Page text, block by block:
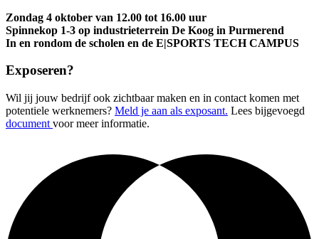
Zondag 4 oktober van 12.00 tot 16.00 uur
Spinnekop 1-3 op industrieterrein De Koog in Purmerend
In en rondom de scholen en de E|SPORTS TECH CAMPUS
Exposeren?
Wil jij jouw bedrijf ook zichtbaar maken en in contact komen met
potentiele werknemers? Meld je aan als exposant. Lees bijgevoegd
document voor meer informatie.